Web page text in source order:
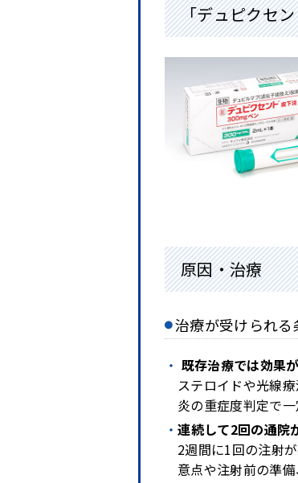
「デュピクセ
原因・治療
治療が受けられる
既存治療では効果
ステロイドや光線
炎の重症度判定で
連続して2回の通院
2週間に1回の注射
意点や注射前の準